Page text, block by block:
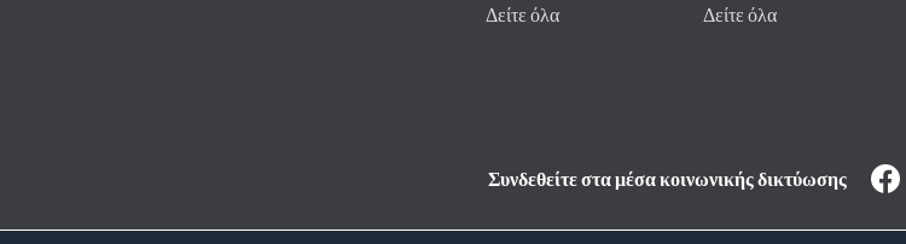
Δείτε όλα
Δείτε όλα
Συνδεθείτε στα μέσα κοινωνικής δικτύωσης